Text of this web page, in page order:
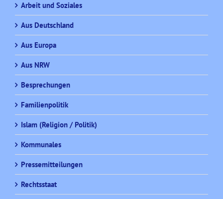
Arbeit und Soziales
Aus Deutschland
Aus Europa
Aus NRW
Besprechungen
Familienpolitik
Islam (Religion / Politik)
Kommunales
Pressemitteilungen
Rechtsstaat